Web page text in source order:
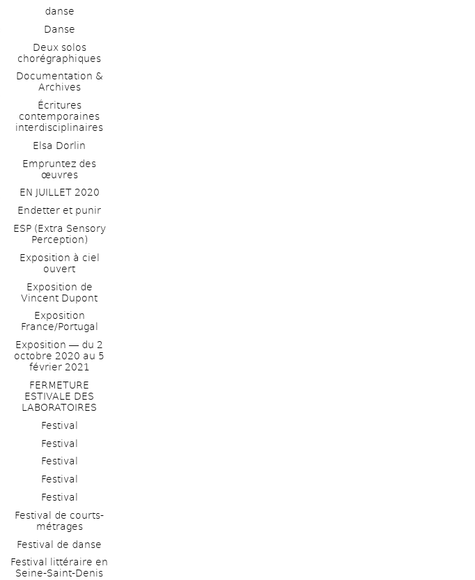
danse
Danse
Deux solos
chorégraphiques
Documentation &
Archives
Écritures
contemporaines
interdisciplinaires
Elsa Dorlin
Empruntez des
œuvres
EN JUILLET 2020
Endetter et punir
ESP (Extra Sensory
Perception)
Exposition à ciel
ouvert
Exposition de
Vincent Dupont
Exposition
France/Portugal
Exposition ― du 2
octobre 2020 au 5
février 2021
FERMETURE
ESTIVALE DES
LABORATOIRES
Festival
Festival
Festival
Festival
Festival
Festival de courts-
métrages
Festival de danse
Festival littéraire en
Seine-Saint-Denis